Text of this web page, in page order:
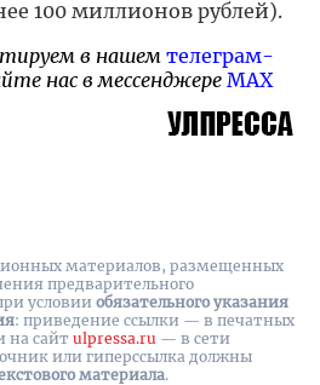
100 миллионов рублей).
в нашем телеграм-
нас в мессенджере MAX
материалов, размещенных
предварительного
условии обязательного указания
: приведение ссылки — в печатных
на cайт ulpressa.ru — в сети
или гиперссылка должны
материала.